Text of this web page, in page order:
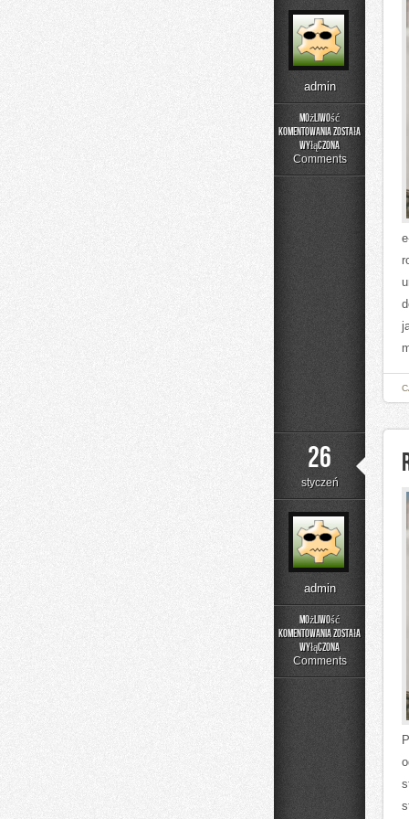
admin
Możliwość
komentowaniazostała
wyłączona
Comments
26
styczeń
admin
Możliwość
komentowania
Recenzje
Testy
została
wyłączona
Comments